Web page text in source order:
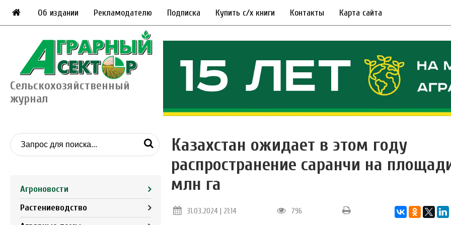
Об издании Рекламодателю Подписка Купить с/х книги Контакты Карта сайта
Сельскохозяйственный
журнал
Агроновости
Растениеводство
Казахстан ожидает в этом году
распространение саранчи на
млн га
31.03.2024 | 21:14 796